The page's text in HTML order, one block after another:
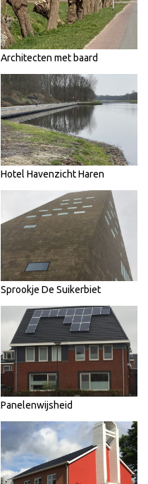
Architecten met baard
Hotel Havenzicht Haren
Sprookje De Suikerbiet
Panelenwijsheid